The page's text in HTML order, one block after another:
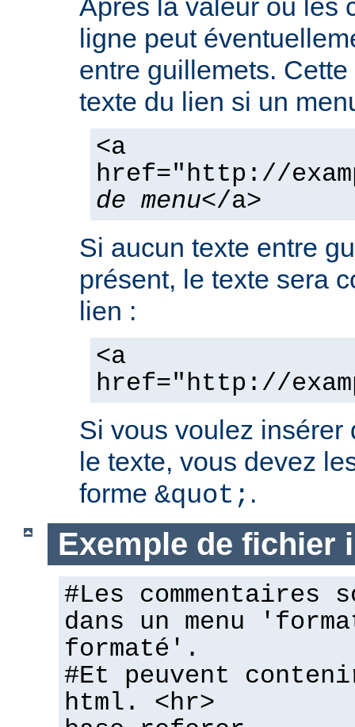
Après la valeur ou les
ligne peut
entre guillemets.
texte du lien si un
<a
href="http://
de menu</a>
Si aucun texte entre
présent, le texte sera
lien :
<a
href="http://
Si vous voulez insérer
le texte, vous devez
forme &quot; .
Exemple de fichier
#Les commentaires
dans un menu
formaté'.
#Et peuvent
html. <hr>